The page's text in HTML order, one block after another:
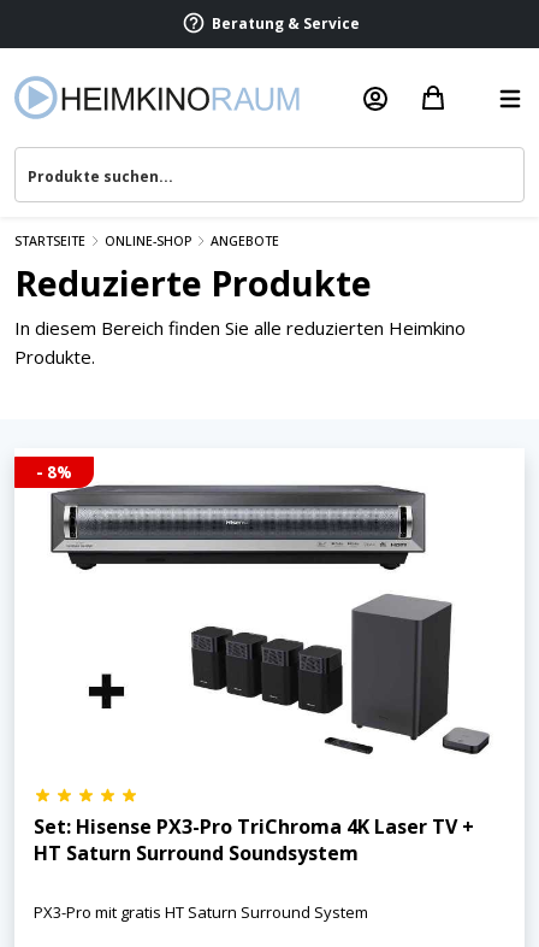
Beratung & Service
STARTSEITE ONLINE-SHOP ANGEBOTE
Reduzierte Produkte
In diesem Bereich finden Sie alle reduzierten Heimkino
Produkte.
- 8%
Set: Hisense PX3-Pro TriChroma 4K Laser TV +
HT Saturn Surround Soundsystem
PX3-Pro mit gratis HT Saturn Surround System